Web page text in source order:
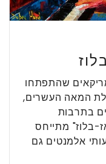
שהתפתחו
המאה העשרים,
בתרבות
בלוז" מתייחס
אלמנטים גם